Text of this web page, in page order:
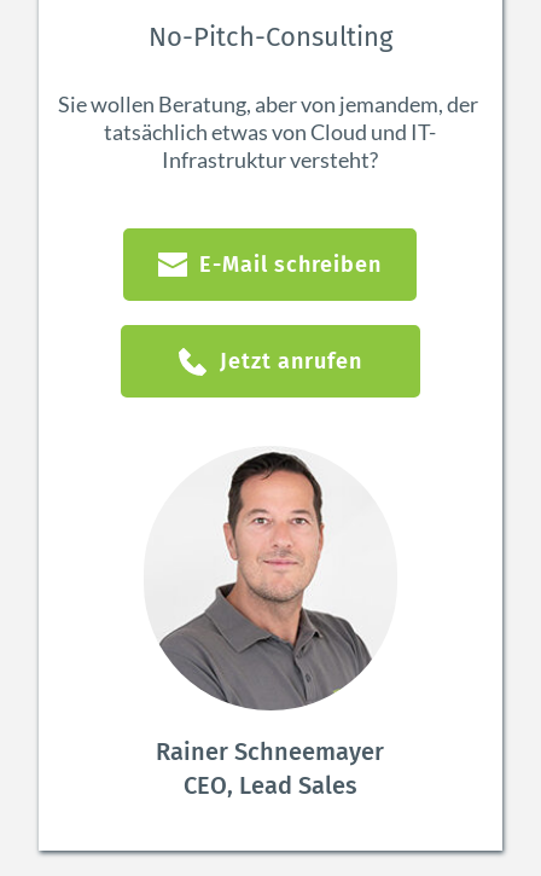
No-Pitch-Consulting
Sie wollen Beratung, aber von jemandem, der
tatsächlich etwas von Cloud und IT-
Infrastruktur versteht?
E-Mail schreiben
Jetzt anrufen
Rainer Schneemayer
CEO, Lead Sales